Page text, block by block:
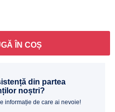
ÎN COȘ
din partea
noștri?
informație de care ai nevoie!